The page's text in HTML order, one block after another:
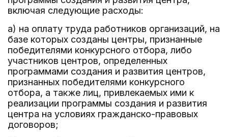
включая следующие расходы:
а) на оплату труда работников организаций, на
базе которых созданы центры, признанные
победителями конкурсного отбора, либо
участников центров, определенных
программами создания и развития центров,
признанных победителями конкурсного
отбора, а также лиц, привлекаемых ими к
реализации программы создания и развития
центра на условиях гражданско-правовых
договоров;